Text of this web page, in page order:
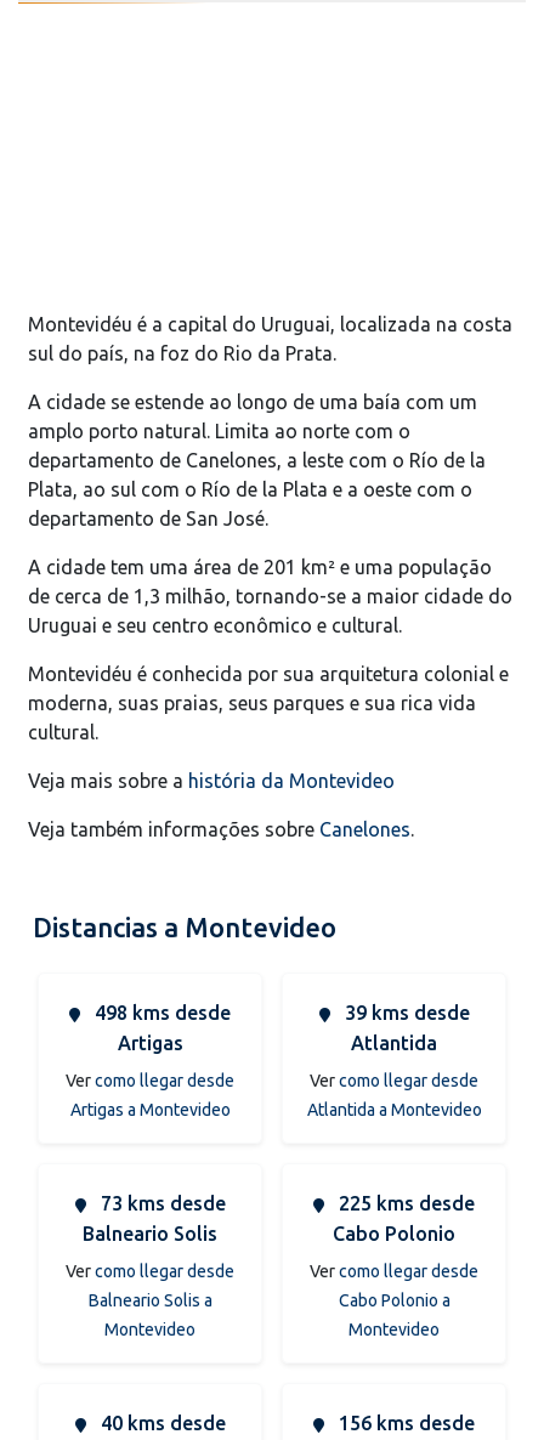
Montevidéu é a capital do Uruguai, localizada na costa
sul do país, na foz do Rio da Prata.
A cidade se estende ao longo de uma baía com um
amplo porto natural. Limita ao norte com o
departamento de Canelones, a leste com o Río de la
Plata, ao sul com o Río de la Plata e a oeste com o
departamento de San José.
A cidade tem uma área de 201 km² e uma população
de cerca de 1,3 milhão, tornando-se a maior cidade do
Uruguai e seu centro econômico e cultural.
Montevidéu é conhecida por sua arquitetura colonial e
moderna, suas praias, seus parques e sua rica vida
cultural.
Veja mais sobre a história da Montevideo
Veja também informações sobre Canelones.
Distancias a Montevideo
498 kms desde
Artigas
Vercomo llegar desde
Artigas a Montevideo
39 kms desde
Atlantida
Vercomo llegar desde
Atlantida a Montevideo
73 kms desde
Balneario Solis
Vercomo llegar desde
Balneario Solis a
Montevideo
225 kms desde
Cabo Polonio
Vercomo llegar desde
Cabo Polonio a
Montevideo
40 kms desde
156 kms desde